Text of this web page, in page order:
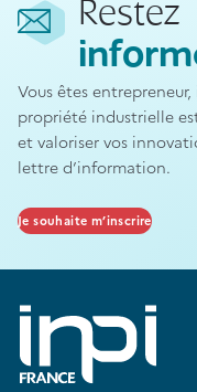
Restez
Vous êtes
propriété industrielle
et valoriser vos
lettre d’information.
Je souhaite m’inscrire